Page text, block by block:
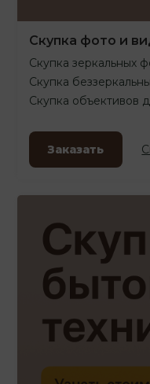
Скупка фото и
Скупка зеркальных
Скупка
Скупка объективов
Заказать